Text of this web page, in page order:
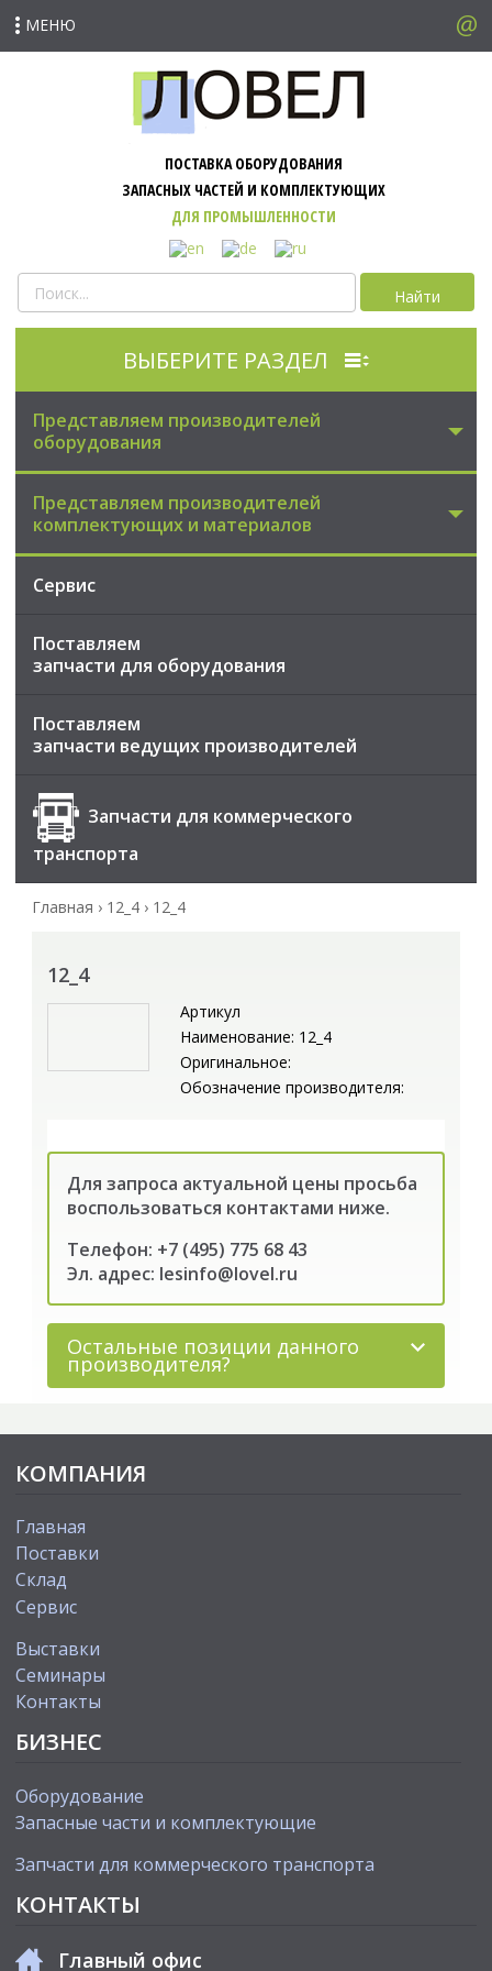
МЕНЮ
ПОСТАВКА ОБОРУДОВАНИЯ
ЗАПАСНЫХ ЧАСТЕЙ И КОМПЛЕКТУЮЩИХ
ДЛЯ ПРОМЫШЛЕННОСТИ
Найти
ВЫБЕРИТЕ РАЗДЕЛ
Представляем производителей
оборудования
Представляем производителей
комплектующих и материалов
Сервис
Поставляем
запчасти для оборудования
Поставляем
запчасти ведущих производителей
Запчасти для коммерческого
транспорта
Главная › 12_4 › 12_4
12_4
Артикул
Наименование: 12_4
Оригинальное:
Обозначение производителя:
Для запроса актуальной цены просьба
воспользоваться контактами ниже.
Телефон: +7 (495) 775 68 43
Эл. адрес: lesinfo@lovel.ru
Остальные позиции данного
производителя?
КОМПАНИЯ
Главная
Поставки
Склад
Сервис
Выставки
Cеминары
Контакты
БИЗНЕС
Оборудование
Запасные части и комплектующие
Запчасти для коммерческого транспорта
КОНТАКТЫ
Главный офис